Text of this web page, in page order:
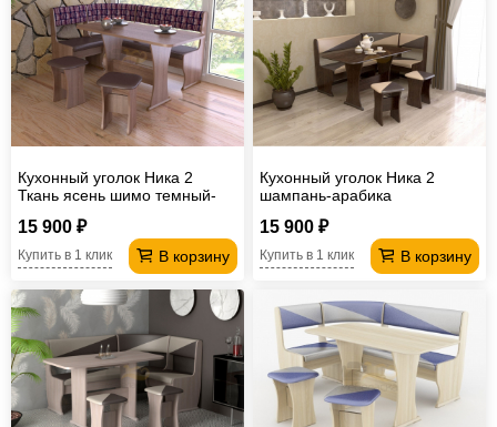
Кухонный уголок Ника 2
Ткань ясень шимо темный-
15 900 ₽
В корзину
Купить в 1 клик
Кухонный уголок Ника 2
шампань-арабика
15 900 ₽
В корзину
Купить в 1 клик